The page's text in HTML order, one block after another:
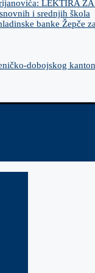
LEKTIRA
i srednjih škola
banke Žepče
dobojskog